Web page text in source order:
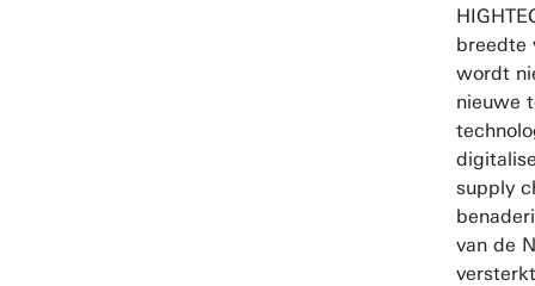
breedte
wordt
nieuwe
supply
van de